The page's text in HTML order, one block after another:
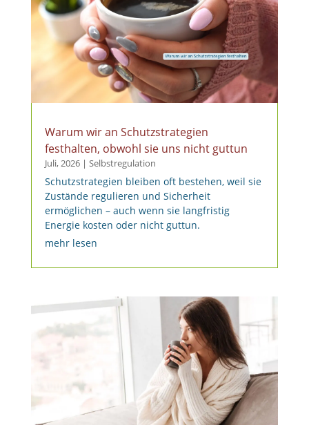
Warum wir an Schutzstrategien
festhalten, obwohl sie uns nicht guttun
Juli, 2026| Selbstregulation
Schutzstrategien bleiben oft bestehen, weil sie
Zustände regulieren und Sicherheit
ermöglichen – auch wenn sie langfristig
Energie kosten oder nicht guttun.
mehr lesen